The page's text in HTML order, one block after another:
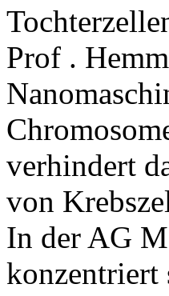
Prof .
verhindert
von
In der AG
konzentriert